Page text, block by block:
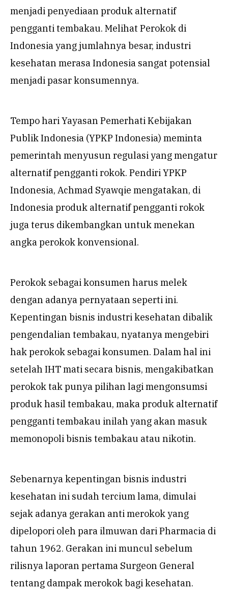
menjadi penyediaan produk alternatif
pengganti tembakau. Melihat Perokok di
Indonesia yang jumlahnya besar, industri
kesehatan merasa Indonesia sangat potensial
menjadi pasar konsumennya.
Tempo hari Yayasan Pemerhati Kebijakan
Publik Indonesia (YPKP Indonesia) meminta
pemerintah menyusun regulasi yang mengatur
alternatif pengganti rokok. Pendiri YPKP
Indonesia, Achmad Syawqie mengatakan, di
Indonesia produk alternatif pengganti rokok
juga terus dikembangkan untuk menekan
angka perokok konvensional.
Perokok sebagai konsumen harus melek
dengan adanya pernyataan seperti ini.
Kepentingan bisnis industri kesehatan dibalik
pengendalian tembakau, nyatanya mengebiri
hak perokok sebagai konsumen. Dalam hal ini
setelah IHT mati secara bisnis, mengakibatkan
perokok tak punya pilihan lagi mengonsumsi
produk hasil tembakau, maka produk alternatif
pengganti tembakau inilah yang akan masuk
memonopoli bisnis tembakau atau nikotin.
Sebenarnya kepentingan bisnis industri
kesehatan ini sudah tercium lama, dimulai
sejak adanya gerakan anti merokok yang
dipelopori oleh para ilmuwan dari Pharmacia di
tahun 1962. Gerakan ini muncul sebelum
rilisnya laporan pertama Surgeon General
tentang dampak merokok bagi kesehatan.